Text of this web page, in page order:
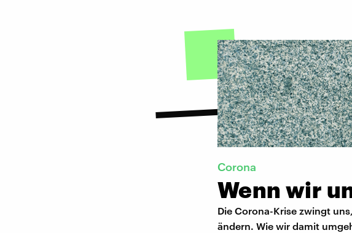
Corona
Wenn wir
Die Corona-Krise zwingt
ändern. Wie wir damit